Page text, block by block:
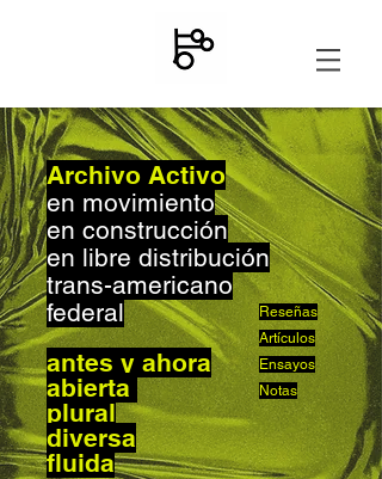
Archivo Activo
en movimiento
en construcción
en libre distribución
trans-americano
federal
Reseñas
Artículos
Ensayos
Notas
antes y ahora
abierta
plural
diversa
fluida